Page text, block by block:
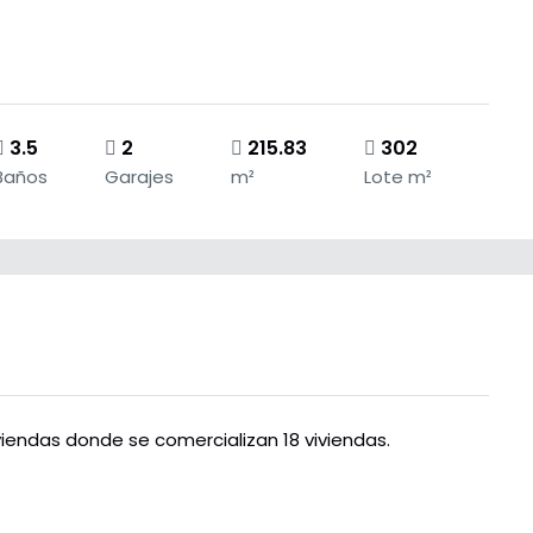
3.5 2
Garajes
215.83
m²
302
Lote m²
donde se comercializan 18 viviendas.